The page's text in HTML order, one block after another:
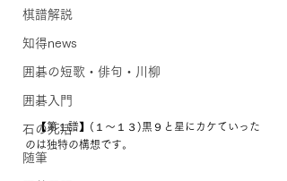
棋譜解説
知得news
囲碁の短歌・俳句・川柳
囲碁入門
石の死活
随筆
【第１譜】(１～１３)黒９と星にカケていった
のは独特の構想です。